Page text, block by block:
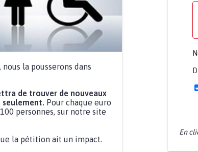
la pousserons dans
de trouver de nouveaux
Pour chaque euro
personnes, sur notre site
la pétition ait un impact.
En